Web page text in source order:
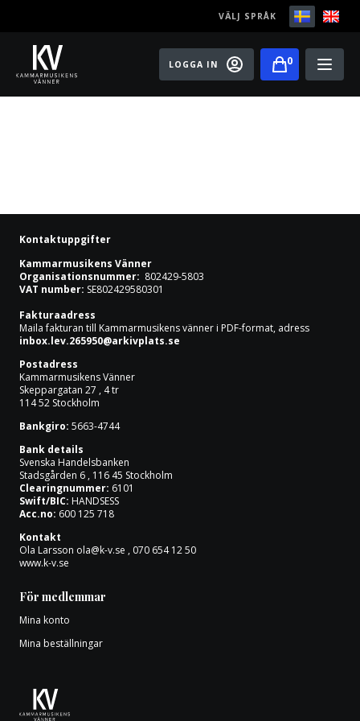
VÄLJ SPRÅK
Play
Konserter
Master classes
Rising Stars
Artister
Om oss
LOGGA IN 0
Kontaktuppgifter
Kammarmusikens Vänner
Organisationsnummer: 802429-5803
VAT number: SE802429580301
Fakturaadress
Maila fakturan till Kammarmusikens vänner i PDF-format, adress
inbox.lev.265950@arkivplats.se
Postadress
Kammarmusikens Vänner
Skeppargatan 27 , 4 tr
114 52 Stockholm
Bankgiro: 5663-4744
Bank details
Svenska Handelsbanken
Stadsgården 6 , 116 45 Stockholm
Clearingnummer: 6101
Swift/BIC: HANDSESS
Acc.no: 600 125 718
Kontakt
Ola Larsson ola@k-v.se , 070 654 12 50
www.k-v.se
För medlemmar
Mina konto
Mina beställningar